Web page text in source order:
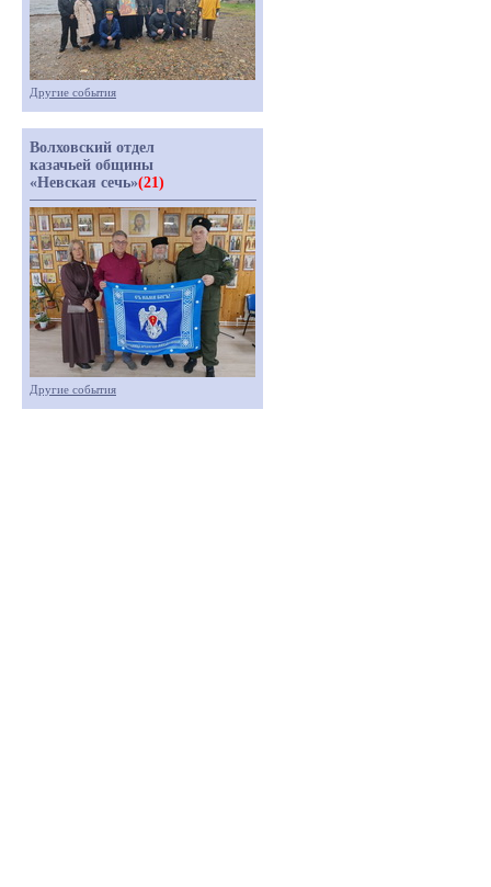
Другие события
Волховский отдел
казачьей общины
«Невская сечь»(21)
Другие события